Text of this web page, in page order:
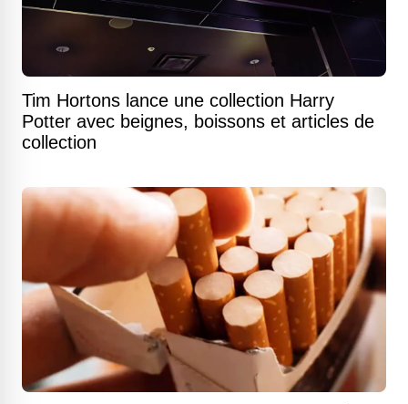
Tim Hortons lance une collection Harry
Potter avec beignes, boissons et articles de
collection